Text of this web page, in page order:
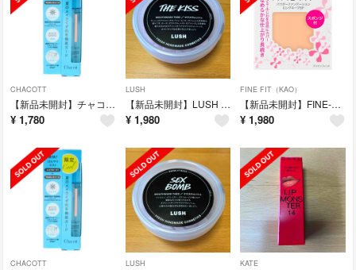
CHACOTT
【新品未開封】チャコット フィニッシングキープミスト クール 50ml 限定
¥ 1,780
LUSH
【新品未開封】LUSH ラッシュTHE KISS マウスウォッシュタブ
¥ 1,980
FINE FIT（KAO）
【新品未開封】FINE-FIT パウダーファンデーション 115 オークル
¥ 1,980
CHACOTT LUSH KATE